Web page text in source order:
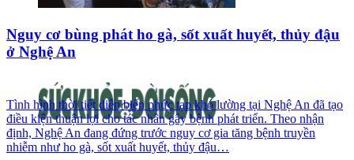
Nguy cơ bùng phát ho gà, sốt xuất huyết, thủy đậu
ở Nghệ An
Tình hình thời tiết diễn biến phức tạp khó lường tại Nghệ An đã tạo
điều kiện thuận lợi cho tác nhân gây bệnh phát triển. Theo nhận
định, Nghệ An đang đứng trước nguy cơ gia tăng bệnh truyền
nhiễm như ho gà, sốt xuất huyết, thủy đậu…